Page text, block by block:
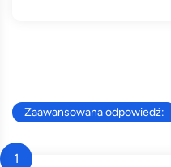
Zaawansowana odpowiedź:
1